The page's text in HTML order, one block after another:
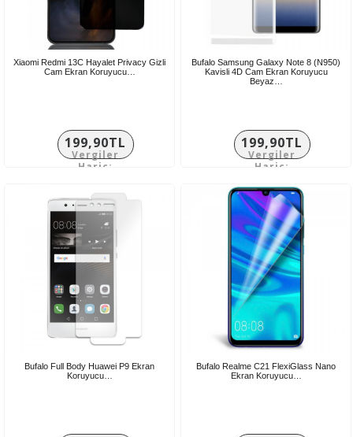
Xiaomi Redmi 13C Hayalet Privacy Gizli
Cam Ekran Koruyucu…
199,90TL
Vergiler
Hariç:
Bufalo Samsung Galaxy Note 8 (N950)
Kavisli 4D Cam Ekran Koruyucu
Beyaz…
199,90TL
Vergiler
Hariç:
Bufalo Full Body Huawei P9 Ekran
Koruyucu…
Bufalo Realme C21 FlexiGlass Nano
Ekran Koruyucu…